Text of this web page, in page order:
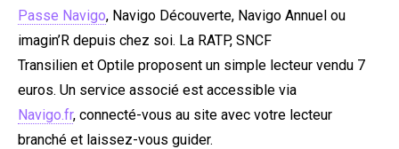
Passe Navigo, Navigo Découverte, Navigo Annuel ou
imagin’R depuis chez soi. La RATP, SNCF
Transilien et Optile proposent un simple lecteur vendu 7
euros. Un service associé est accessible via
Navigo.fr, connecté-vous au site avec votre lecteur
branché et laissez-vous guider.